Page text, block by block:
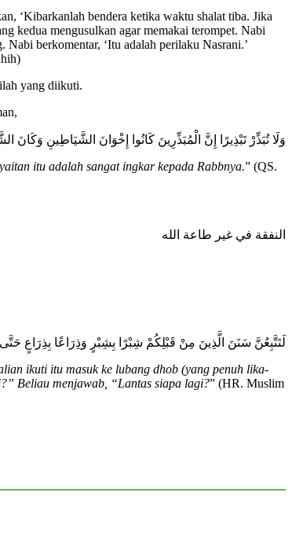
‘Kibarkanlah bendera ketika waktu shalat tiba. Jika
kedua mengusulkan agar memakai terompet. Nabi
berkomentar, ‘Itu adalah perilaku Nasrani.’
yang diikuti.
وَلَا تُبَذِّرْ تَبْذِيرًا إِنَّ الْمُبَذِّرِينَ كَانُوا إِخْوَانَ الشَّيَاطِينِ وَكَانَ
itu adalah sangat ingkar kepada Rabbnya.” (QS.
النفقة في غير طاعة الله
لَتَتَّبِعُنَّ سَنَنَ الَّذِينَ مِنْ قَبْلِكُمْ شِبْرًا بِشِبْرٍ وَذِرَاعًا بِذِرَاعٍ
ikuti itu masuk ke lubang dhob (yang penuh lika-
Beliau menjawab, “Lantas siapa lagi?” (HR. Muslim